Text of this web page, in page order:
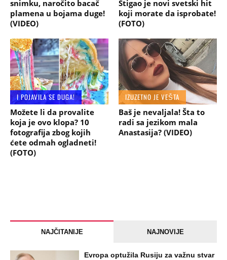
snimku, naročito bacač
plamena u bojama duge!
(VIDEO)
Stigao je novi svetski hit
koji morate da isprobate!
(FOTO)
I POJAVILA SE DUGA!
Možete li da provalite
koja je ovo klopa? 10
fotografija zbog kojih
ćete odmah ogladneti!
(FOTO)
IZUZETNO JE VEŠTA
Baš je nevaljala! Šta to
radi sa jezikom mala
Anastasija? (VIDEO)
NAJČITANIJE NAJNOVIJE
Evropa optužila Rusiju za važnu stvar